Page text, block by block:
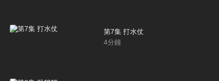
第7集 打水仗
4分鐘